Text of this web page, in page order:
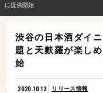
に提供開始
渋谷の日本酒ダイ
題と天麩羅が楽し
始
2020.10.13 リリース情報